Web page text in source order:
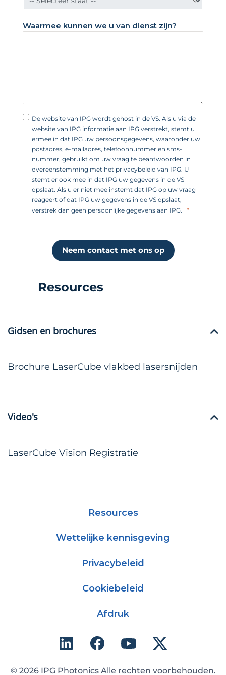
S
a
Waarmee kunnen we u van dienst zijn?
De website van IPG wordt gehost in de VS. Als u via de
website van IPG informatie aan IPG verstrekt, stemt u
ermee in dat IPG uw persoonsgegevens, waaronder uw
postadres, e-mailadres, telefoonnummer en sms-
nummer, gebruikt om uw vraag te beantwoorden in
overeenstemming met het privacybeleid van IPG. U
stemt er ook mee in dat IPG uw gegevens in de VS
opslaat. Als u er niet mee instemt dat IPG op uw vraag
reageert of dat IPG uw gegevens in de VS opslaat,
verstrek dan geen persoonlijke gegevens aan IPG.
Neem contact met ons op
Resources
Gidsen en brochures
Brochure LaserCube vlakbed lasersnijden
Video's
LaserCube Vision Registratie
Resources
Wettelijke kennisgeving
Privacybeleid
Cookiebeleid
Afdruk
© 2026 IPG Photonics Alle rechten voorbehouden.